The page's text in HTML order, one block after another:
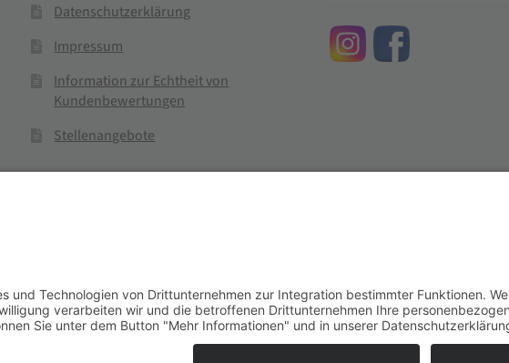
Datenschutzerklärung
Impressum
Information zur Echtheit von
Kundenbewertungen
Stellenangebote
Partner im Landhandel für hochwertige Futtermittel, Saatgut,
Preise entsprechen dem bisherigen Preis in diesem Online-Shop.